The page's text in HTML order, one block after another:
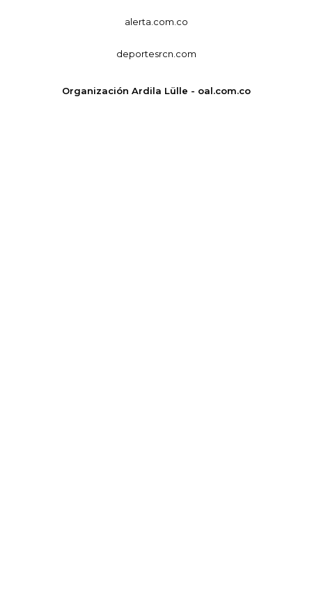
alerta.com.co
deportesrcn.com
Organización Ardila Lülle - oal.com.co